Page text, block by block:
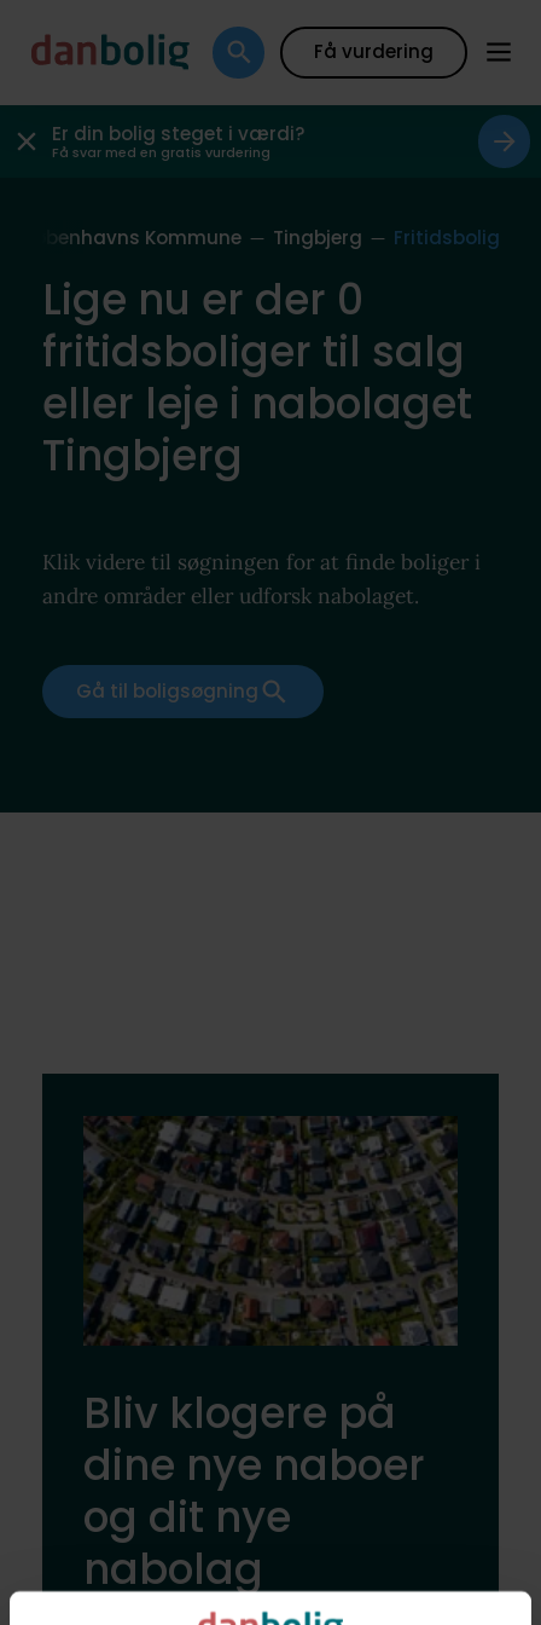
Få vurdering
Er din bolig steget i værdi?
Få svar med en gratis vurdering
Københavns Kommune Tingbjerg Fritidsbolig
Lige nu er der 0
fritidsboliger til salg
eller leje i nabolaget
Tingbjerg
Klik videre til søgningen for at finde boliger i
andre områder eller udforsk nabolaget.
Gå til boligsøgning
Bliv klogere på
dine nye naboer
og dit nye
nabolag